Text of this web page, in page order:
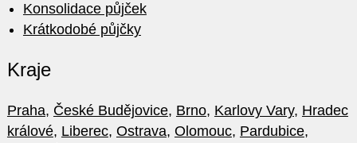
Konsolidace půjček
Krátkodobé půjčky
Kraje
Praha, České Budějovice, Brno, Karlovy Vary, Hradec
králové, Liberec, Ostrava, Olomouc, Pardubice,